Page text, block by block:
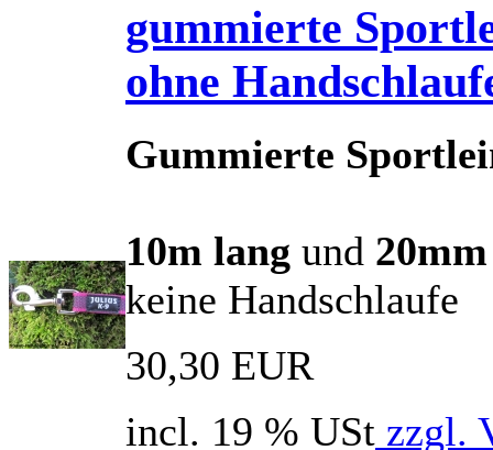
gummierte
ohne
Gummierte
10m lang und
keine Handschlaufe
30,30 EUR
incl. 19 % USt zzgl.